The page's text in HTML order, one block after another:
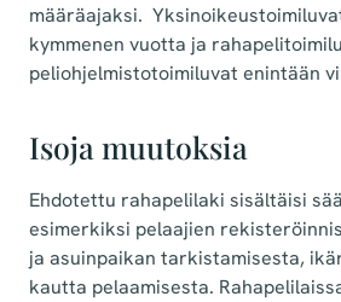
määräajaksi.
kymmenen vuotta ja
peliohjelmistotoimiluvat enintään
Isoja muutoksia
Ehdotettu rahapelilaki sisältäisi
esimerkiksi pelaajien
ja asuinpaikan tarkistamisesta,
kautta pelaamisesta.